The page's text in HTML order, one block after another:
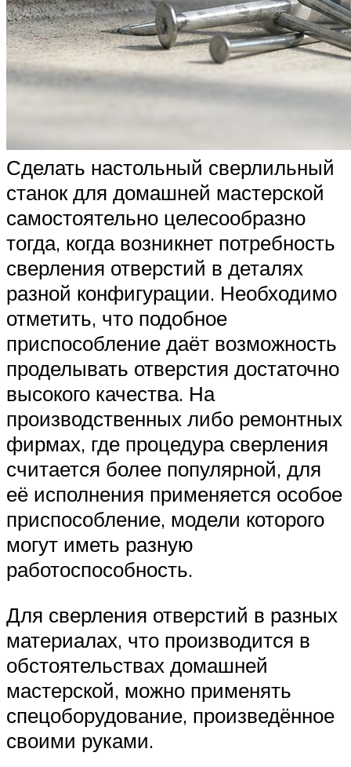
Сделать настольный сверлильный
станок для домашней мастерской
самостоятельно целесообразно
тогда, когда возникнет потребность
сверления отверстий в деталях
разной конфигурации. Необходимо
отметить, что подобное
приспособление даёт возможность
проделывать отверстия достаточно
высокого качества. На
производственных либо ремонтных
фирмах, где процедура сверления
считается более популярной, для
её исполнения применяется особое
приспособление, модели которого
могут иметь разную
работоспособность.
Для сверления отверстий в разных
материалах, что производится в
обстоятельствах домашней
мастерской, можно применять
спецоборудование, произведённое
своими руками.